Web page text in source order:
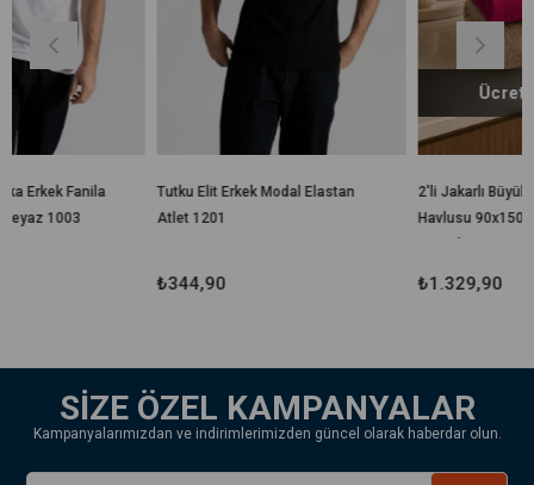
Tutku Elit Erkek Modal Elastan
Atlet 1201
2'li Jakarlı Büyük Boy Banyo
Havlusu 90x150 Cm %100
Ücretsiz Kargo
SİZE ÖZEL KAMPANYALAR
Kampanyalarımızdan ve indirimlerimizden güncel olarak haberdar olun.